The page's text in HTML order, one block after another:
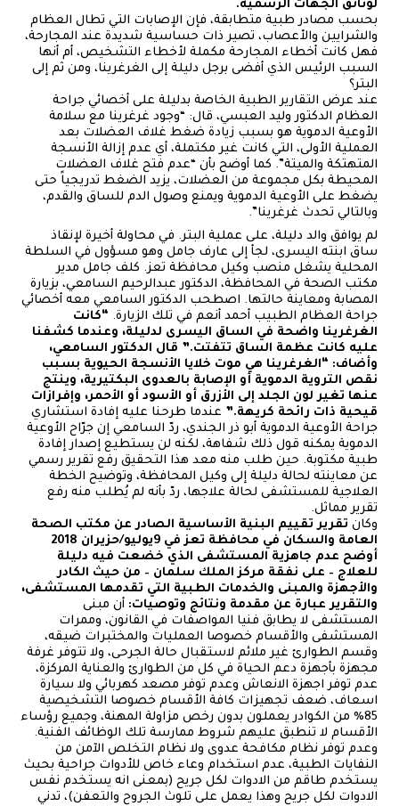
لوثائق الجهات الرسمية.
بحسب مصادر طبية متطابقة، فإن الإصابات التي تطال العظام
والشرايين والأعصاب، تصير ذات حساسية شديدة عند المجارحة،
فهل كانت أخطاء المجارحة مكملة لأخطاء التشخيص، أم أنها
السبب الرئيس الذي أفضى برجل دليلة إلى الغرغرينا، ومن ثم إلى
البتر؟
عند عرض التقارير الطبية الخاصة بدليلة على أخصائي جراحة
العظام الدكتور وليد العبسي، قال: “وجود غرغرينا مع سلامة
الأوعية الدموية هو بسبب زيادة ضغط غلاف العضلات بعد
العملية الأولى، التي كانت غير مكتملة، أي عدم إزالة الأنسجة
المتهتكة والميتة”. كما أوضح بأن “عدم فتح غلاف العضلات
المحيطة بكل مجموعة من العضلات، يزيد الضغط تدريجياً حتى
يضغط على الأوعية الدموية ويمنع وصول الدم للساق والقدم،
وبالتالي تحدث غرغرينا”.
لم يوافق والد دليلة، على عملية البتر. في محاولة أخيرة لإنقاذ
ساق ابنته اليسرى، لجأ إلى عارف جامل وهو مسؤول في السلطة
المحلية يشغل منصب وكيل محافظة تعز. كلف جامل مدير
مكتب الصحة في المحافظة، الدكتور عبدالرحيم السامعي، بزيارة
المصابة ومعاينة حالتها. اصطحب الدكتور السامعي معه أخصائي
جراحة العظام الطبيب أحمد أنعم في تلك الزيارة. “كانت
الغرغرينا واضحة في الساق اليسرى لدليلة، وعندما كشفنا
عليه كانت عظمة الساق تتفتت.” قال الدكتور السامعي،
وأضاف: “الغرغرينا هي موت خلايا الأنسجة الحيوية بسبب
نقص التروية الدموية أو الإصابة بالعدوى البكتيرية، وينتج
عنها تغير لون الجلد إلى الأزرق أو الأسود أو الأحمر، وإفرازات
قيحية ذات رائحة كريهة.” عندما طرحنا عليه إفادة استشاري
جراحة الأوعية الدموية أبو ذر الجندي، ردّ السامعي إن جرّاح الأوعية
الدموية يمكنه قول ذلك شفاهة، لكنه لن يستطيع إصدار إفادة
طبية مكتوبة. حين طلب منه معد هذا التحقيق رفع تقرير رسمي
عن معاينته لحالة دليلة إلى وكيل المحافظة، وتوضيح الخطة
العلاجية للمستشفى لحالة علاجها، ردّ بأنه لم يُطلب منه رفع
تقرير مماثل.
وكان تقرير تقييم البنية الأساسية الصادر عن مكتب الصحة
العامة والسكان في محافظة تعز في 9يوليو/حزيران 2018
أوضح عدم جاهزية المستشفى الذي خضعت فيه دليلة
للعلاج – على نفقة مركز الملك سلمان – من حيث الكادر
والأجهزة والمبنى والخدمات الطبية التي تقدمها المستشفى،
والتقرير عبارة عن مقدمة ونتائج وتوصيات: أن مبنى
المستشفى لا يطابق فنيا المواصفات في القانون، وممرات
المستشفى والأقسام خصوصا العمليات والمختبرات ضيقه،
وقسم الطوارئ غير ملائم لاستقبال حالة الجرحى، ولا تتوفر غرفة
مجهزة بأجهزة دعم الحياة في كل من الطوارئ والعناية المركزة،
عدم توفر اجهزة الانعاش وعدم توفر مصعد كهربائي ولا سيارة
اسعاف، ضعف تجهيزات كافة الأقسام خصوصا التشخيصية
85% من الكوادر يعملون بدون رخص مزاولة المهنة، وجميع رؤساء
الأقسام لا تنطبق عليهم شروط ممارسة تلك الوظائف الفنية.
وعدم توفر نظام مكافحة عدوى ولا نظام التخلص الآمن من
النفايات الطبية، عدم استخدام وعاء خاص للأدوات جراحية بحيث
يستخدم طاقم من الادوات لكل جريح (بمعنى انه يستخدم نفس
الادوات لكل جريح وهذا يعمل على تلوث الجروح والتعفن)، تدني